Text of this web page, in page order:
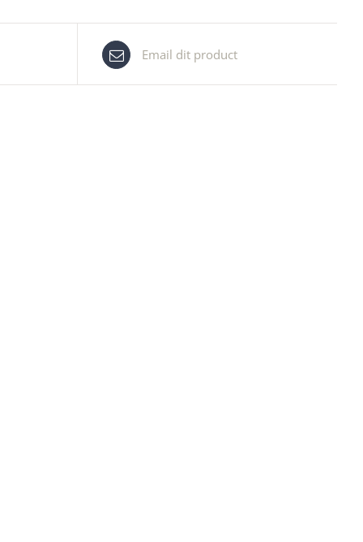
Email dit product